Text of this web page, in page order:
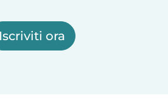
Iscriviti ora